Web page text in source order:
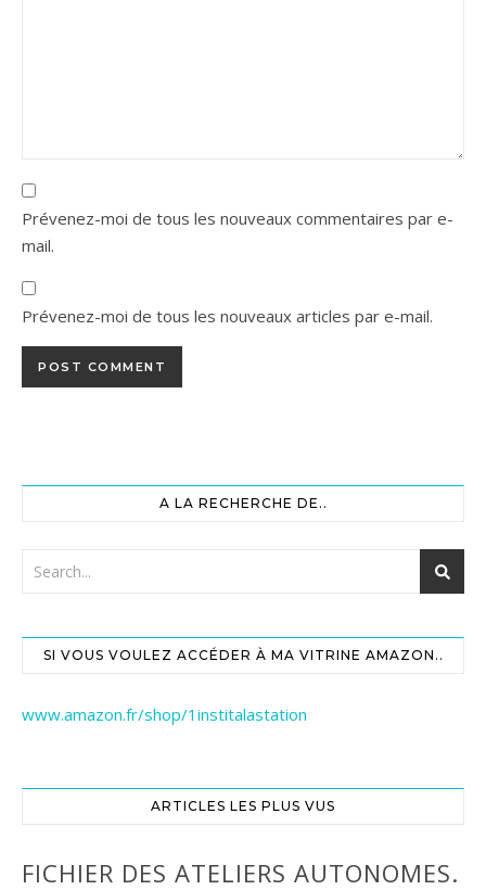
Prévenez-moi de tous les nouveaux commentaires par e-
mail.
Prévenez-moi de tous les nouveaux articles par e-mail.
A LA RECHERCHE DE..
SI VOUS VOULEZ ACCÉDER À MA VITRINE AMAZON..
www.amazon.fr/shop/1institalastation
ARTICLES LES PLUS VUS
FICHIER DES ATELIERS AUTONOMES.